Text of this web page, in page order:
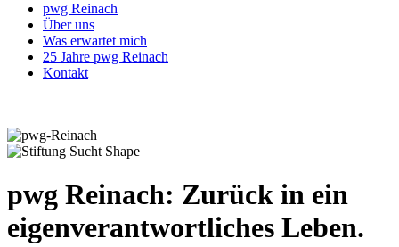
pwg Reinach
Über uns
Was erwartet mich
25 Jahre pwg Reinach
Kontakt
pwg Reinach: Zurück in ein
eigenverantwortliches Leben.